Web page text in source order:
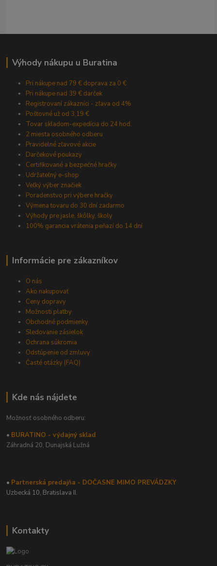
Výhody nákupu u Buratina
Pri nákupe nad 79 € doprava za 0 €
Pri nákupe nad 39 € darček
Registrovaní zákazníci - zľava od 4%
Poštovné už od 3,19 €
Tovar skladom-expedícia do 24 hod.
2 miesta osobného odberu
Pravidelné zľavové akcie
Darčekové poukazy
Certifikované a bezpečné hračky
Udržateľný e-shop
Veľký výber značiek
Poradenstvo pri výbere hračky
Výmena tovaru do 30 dní zadarmo
Výhody pre jasle, škôlky, školy
100% garancia vrátenia peňazí do 14 dní
Informácie pre zákazníkov
O nás
Ako nakupovať
Ceny dopravy
Možnosti platby
Obchodné podmienky
Sledovanie zásielok
Ochrana súkromia
Odstúpenie od zmluvy
Časté otázky (FAQ)
Kde nás nájdete
Možnosť osobného odberu:
• BURATINO - výdajný sklad
Záhradná 20, Dunajská Lužná
• Partnerská predajňa - DOČASNE MIMO PREVÁDZKY
Uzbecká 10, Bratislava II.
Kontakty